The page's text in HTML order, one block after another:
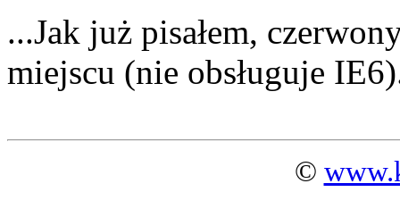
...Jak już pisałem,
miejscu (nie obsługuje
©